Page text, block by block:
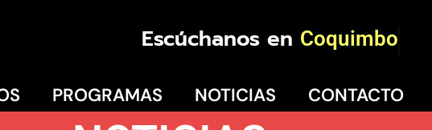
Escúchanos en Coquimbo
PROGRAMAS NOTICIAS CONTACTO